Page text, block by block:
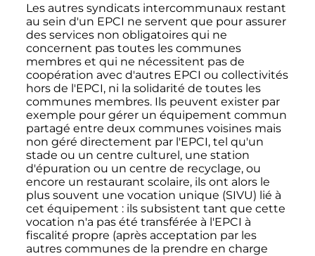
Les autres syndicats intercommunaux restant
au sein d'un EPCI ne servent que pour assurer
des services non obligatoires qui ne
concernent pas toutes les communes
membres et qui ne nécessitent pas de
coopération avec d'autres EPCI ou collectivités
hors de l'EPCI, ni la solidarité de toutes les
communes membres. Ils peuvent exister par
exemple pour gérer un équipement commun
partagé entre deux communes voisines mais
non géré directement par l'EPCI, tel qu'un
stade ou un centre culturel, une station
d'épuration ou un centre de recyclage, ou
encore un restaurant scolaire, ils ont alors le
plus souvent une vocation unique (SIVU) lié à
cet équipement : ils subsistent tant que cette
vocation n'a pas été transférée à l'EPCI à
fiscalité propre (après acceptation par les
autres communes de la prendre en charge